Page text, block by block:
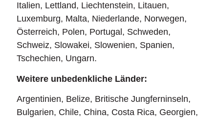
Italien, Lettland, Liechtenstein, Litauen,
Luxemburg, Malta, Niederlande, Norwegen,
Österreich, Polen, Portugal, Schweden,
Schweiz, Slowakei, Slowenien, Spanien,
Tschechien, Ungarn.
Weitere unbedenkliche Länder:
Argentinien, Belize, Britische Jungferninseln,
Bulgarien, Chile, China, Costa Rica, Georgien,